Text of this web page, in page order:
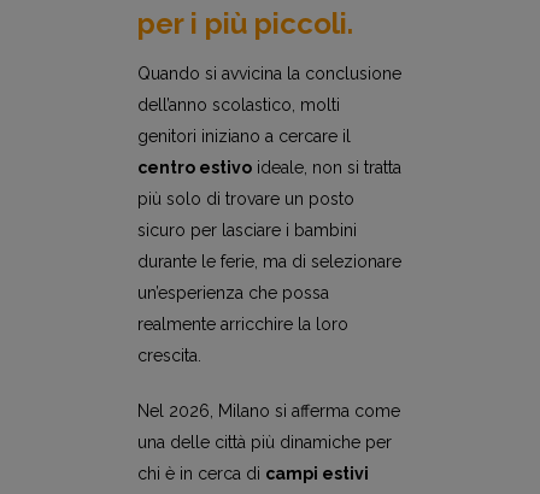
per i più piccoli.
Quando si avvicina la conclusione
dell’anno scolastico, molti
genitori iniziano a cercare il
centro estivoideale, non si tratta
più solo di trovare un posto
sicuro per lasciare i bambini
durante le ferie, ma di selezionare
un’esperienza che possa
realmente arricchire la loro
crescita.
Nel 2026, Milano si afferma come
una delle città più dinamiche per
chi è in cerca di campi estivi